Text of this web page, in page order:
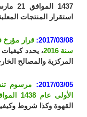
استقرار المنتجات
2017/03/08:
سنة 2016
، يحدد
المركزية والمصالح
2017/03/05:
الأولى عام 1438 الموافق 26 فبراير سنة 2017
القهوة وكذا شروط